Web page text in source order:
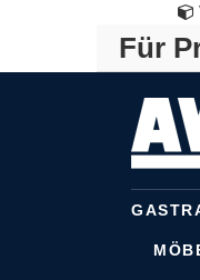
Für